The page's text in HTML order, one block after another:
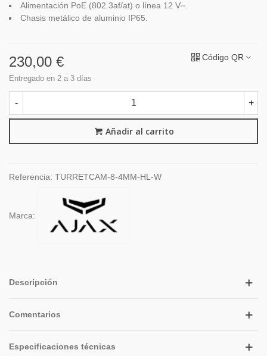
Alimentación PoE (802.3af/at) o línea 12 V⎓.
Chasis metálico de aluminio IP65.
230,00 €
Entregado en 2 a 3 días
Código QR
- +
Añadir al carrito
Referencia: TURRETCAM-8-4MM-HL-W
Marca:
Descripción
Comentarios
Especificaciones técnicas